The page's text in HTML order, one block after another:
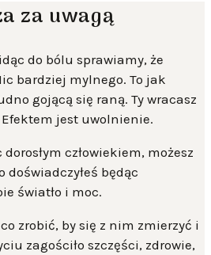
za uwagą
do bólu sprawiamy, że
bardziej mylnego. To jak
gojącą się raną. Ty wracasz
jest uwolnienie.
człowiekiem, możesz
będąc
światło i moc.
zrobić, by się z nim zmierzyć i
zagościło szczęści, zdrowie,